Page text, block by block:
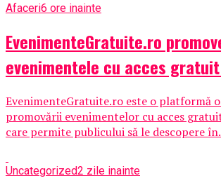
Afaceri6 ore inainte
EvenimenteGratuite.ro
evenimentele cu acces
EvenimenteGratuite.ro este o platformă
promovării evenimentelor cu acces
care permite publicului să le descopere
Uncategorized2 zile inainte